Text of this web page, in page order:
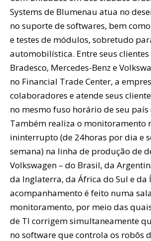
Systems de Blumenau atua no
no suporte de softwares, bem
e testes de módulos, sobretudo
automobilística. Entre seus clientes
Bradesco, Mercedes-Benz e
no Financial Trade Center, a
colaboradores e atende seus
no mesmo fuso horário de seu
Também realiza o monitoramento
ininterrupto (de 24horas por dia e
semana) na linha de produção de
Volkswagen – do Brasil, da
da Inglaterra, da África do Sul e da
acompanhamento é feito numa
monitoramento, por meio das
de TI corrigem simultaneamente
no software que controla os robôs